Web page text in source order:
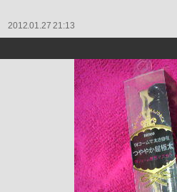
2012.01.27 21:13